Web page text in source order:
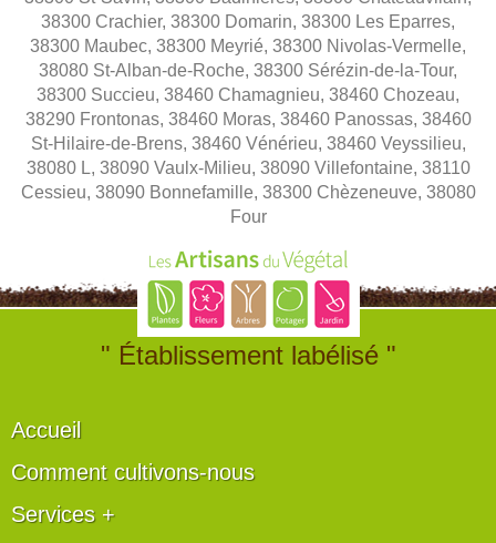
38300 Crachier, 38300 Domarin, 38300 Les Eparres,
38300 Maubec, 38300 Meyrié, 38300 Nivolas-Vermelle,
38080 St-Alban-de-Roche, 38300 Sérézin-de-la-Tour,
38300 Succieu, 38460 Chamagnieu, 38460 Chozeau,
38290 Frontonas, 38460 Moras, 38460 Panossas, 38460
St-Hilaire-de-Brens, 38460 Vénérieu, 38460 Veyssilieu,
38080 L, 38090 Vaulx-Milieu, 38090 Villefontaine, 38110
Cessieu, 38090 Bonnefamille, 38300 Chèzeneuve, 38080
Four
" Établissement labélisé "
Accueil
Comment cultivons-nous
Services +